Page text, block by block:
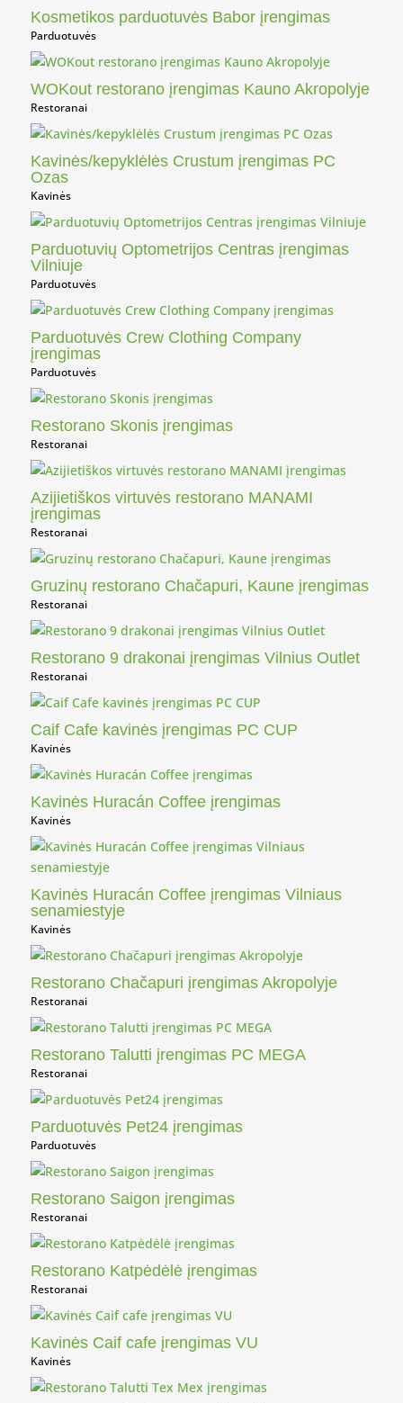
Kosmetikos parduotuvės Babor įrengimas
Parduotuvės
WOKout restorano įrengimas Kauno Akropolyje
Restoranai
Kavinės/kepyklėlės Crustum įrengimas PC
Ozas
Kavinės
Parduotuvių Optometrijos Centras įrengimas
Vilniuje
Parduotuvės
Parduotuvės Crew Clothing Company
įrengimas
Parduotuvės
Restorano Skonis įrengimas
Restoranai
Azijietiškos virtuvės restorano MANAMI
įrengimas
Restoranai
Gruzinų restorano Chačapuri, Kaune įrengimas
Restoranai
Restorano 9 drakonai įrengimas Vilnius Outlet
Restoranai
Caif Cafe kavinės įrengimas PC CUP
Kavinės
Kavinės Huracán Coffee įrengimas
Kavinės
Kavinės Huracán Coffee įrengimas Vilniaus
senamiestyje
Kavinės
Restorano Chačapuri įrengimas Akropolyje
Restoranai
Restorano Talutti įrengimas PC MEGA
Restoranai
Parduotuvės Pet24 įrengimas
Parduotuvės
Restorano Saigon įrengimas
Restoranai
Restorano Katpėdėlė įrengimas
Restoranai
Kavinės Caif cafe įrengimas VU
Kavinės